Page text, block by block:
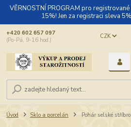
VĚRNOSTNÍ PROGRAM pro
15%! Jen za registraci sleva
CZK
+420 602 657 097
(Po-Pá, 9-16 hod.)
Úvod Sklo a porcelán Pohár selské